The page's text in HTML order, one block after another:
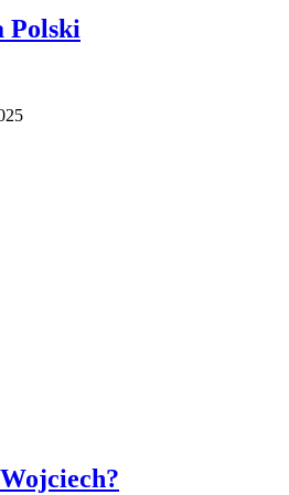
Polski